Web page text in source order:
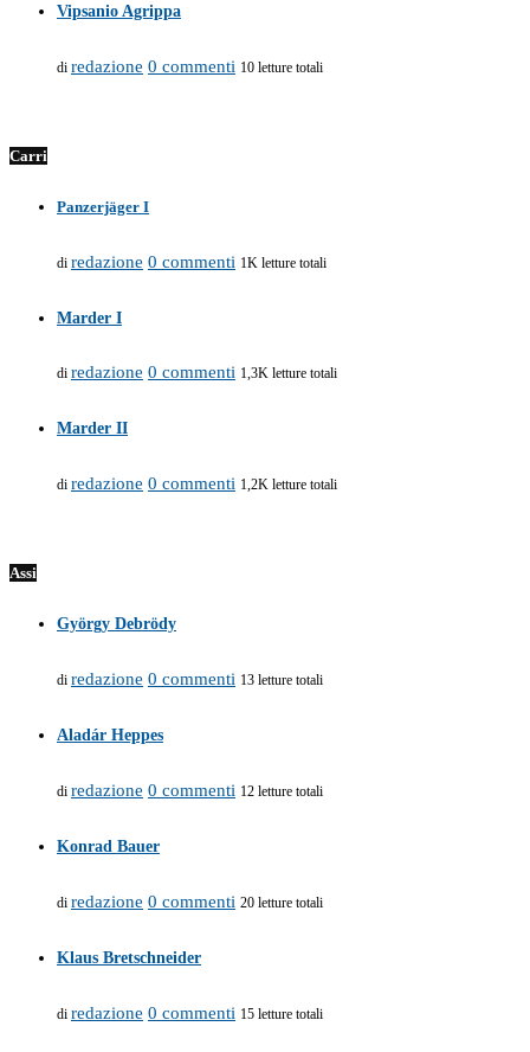
Vipsanio Agrippa
di redazione 0 commenti 10 letture totali
Carri
Panzerjäger I
di redazione 0 commenti 1K letture totali
Marder I
di redazione 0 commenti 1,3K letture totali
Marder II
di redazione 0 commenti 1,2K letture totali
Assi
György Debrödy
di redazione 0 commenti 13 letture totali
Aladár Heppes
di redazione 0 commenti 12 letture totali
Konrad Bauer
di redazione 0 commenti 20 letture totali
Klaus Bretschneider
di redazione 0 commenti 15 letture totali